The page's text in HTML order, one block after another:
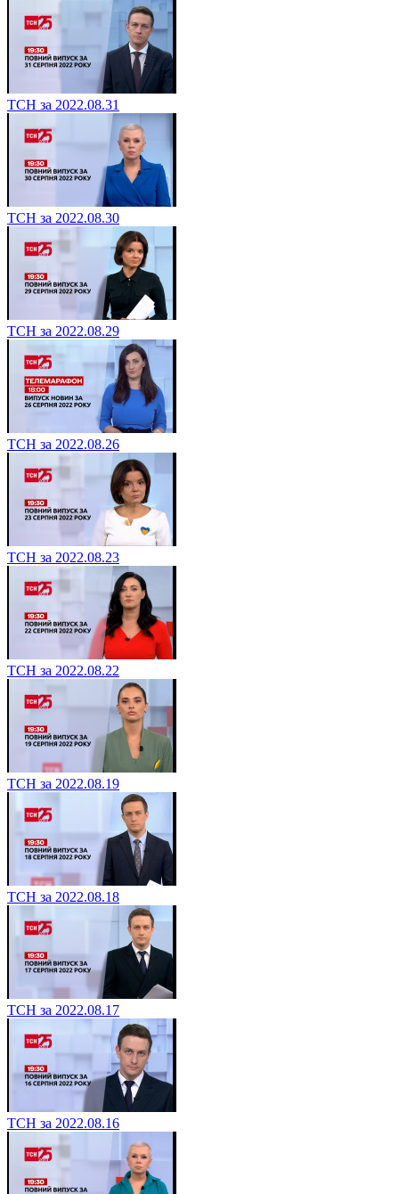
ТСН за 2022.08.31
ТСН за 2022.08.30
ТСН за 2022.08.29
ТСН за 2022.08.26
ТСН за 2022.08.23
ТСН за 2022.08.22
ТСН за 2022.08.19
ТСН за 2022.08.18
ТСН за 2022.08.17
ТСН за 2022.08.16